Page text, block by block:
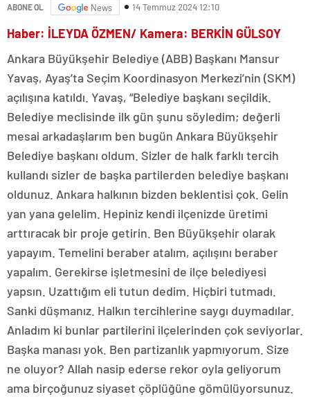
ABONE OL News 14 Temmuz 2024 12:10
Haber: İLEYDA ÖZMEN/ Kamera: BERKİN GÜLSOY
Ankara Büyükşehir Belediye (ABB) Başkanı Mansur
Yavaş, Ayaş’ta Seçim Koordinasyon Merkezi’nin (SKM)
açılışına katıldı. Yavaş, “Belediye başkanı seçildik.
Belediye meclisinde ilk gün şunu söyledim; değerli
mesai arkadaşlarım ben bugün Ankara Büyükşehir
Belediye başkanı oldum. Sizler de halk farklı tercih
kullandı sizler de başka partilerden belediye başkanı
oldunuz. Ankara halkının bizden beklentisi çok. Gelin
yan yana gelelim. Hepiniz kendi ilçenizde üretimi
arttıracak bir proje getirin. Ben Büyükşehir olarak
yapayım. Temelini beraber atalım, açılışını beraber
yapalım. Gerekirse işletmesini de ilçe belediyesi
yapsın. Uzattığım eli tutun dedim. Hiçbiri tutmadı.
Sanki düşmanız. Halkın tercihlerine saygı duymadılar.
Anladım ki bunlar partilerini ilçelerinden çok seviyorlar.
Başka manası yok. Ben partizanlık yapmıyorum. Size
ne oluyor? Allah nasip ederse rekor oyla geliyorum
ama birçoğunuz siyaset çöplüğüne gömülüyorsunuz.